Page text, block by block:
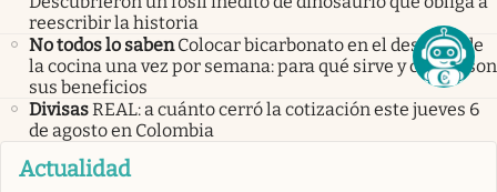
reescribir la historia
No todos lo saben Colocar bicarbonato en el desagüe de
la cocina una vez por semana: para qué sirve y cuáles son
sus beneficios
DivisasREAL: a cuánto cerró la cotización este jueves 6
de agosto en Colombia
Actualidad